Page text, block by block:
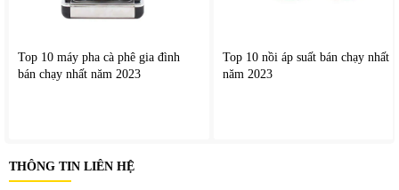
Top 10 máy pha cà phê gia đình
bán chạy nhất năm 2023
Top 10 nồi áp suất bán chạy nhất
năm 2023
THÔNG TIN LIÊN HỆ